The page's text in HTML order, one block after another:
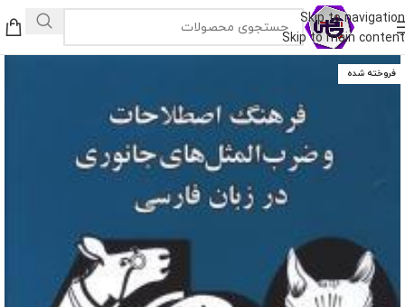
Skip to navigation
Skip to main content
فروخته شده